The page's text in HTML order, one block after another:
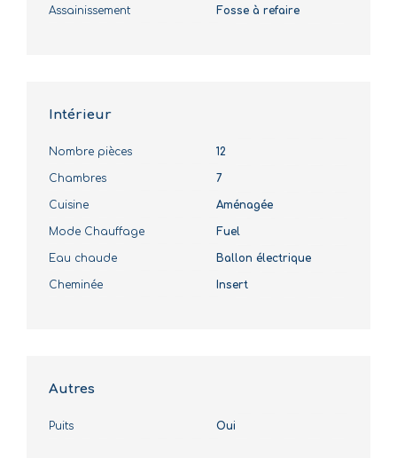
Assainissement Fosse à refaire
Intérieur
Nombre pièces 12
Chambres 7
Cuisine Aménagée
Mode Chauffage Fuel
Eau chaude Ballon électrique
Cheminée Insert
Autres
Puits Oui